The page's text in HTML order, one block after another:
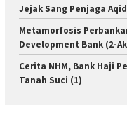
Jejak Sang Penjaga
Metamorfosis
Development Bank (2-
Cerita NHM, Bank Haji
Tanah Suci (1)